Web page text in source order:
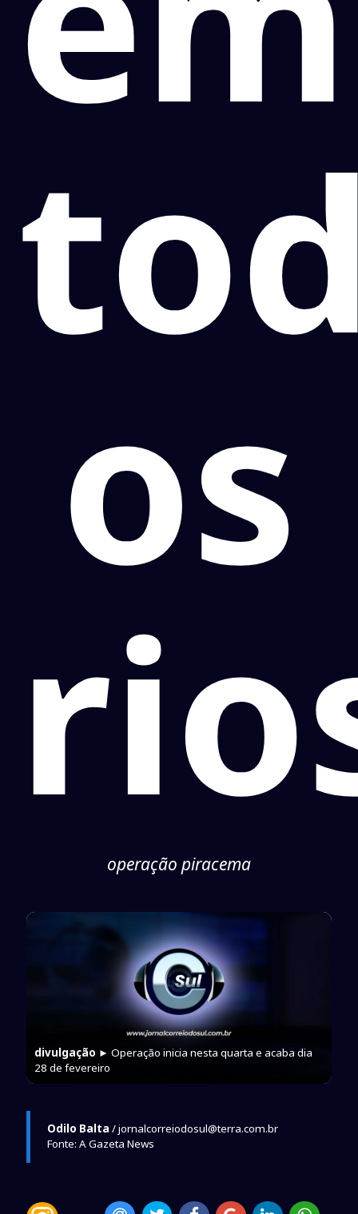
os
operação piracema
divulgação ► Operação inicia nesta quarta e acaba dia
28 de fevereiro
Odilo Balta / jornalcorreiodosul@terra.com.br
Fonte: A Gazeta News